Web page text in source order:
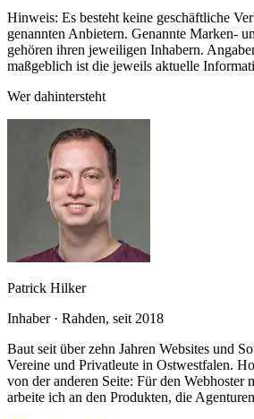
Hinweis: Es besteht keine geschäftliche
genannten Anbietern. Genannte Marken-
gehören ihren jeweiligen Inhabern.
maßgeblich ist die jeweils aktuelle
Wer dahintersteht
Patrick Hilker
Inhaber · Rahden, seit 2018
Baut seit über zehn Jahren Websites und
Vereine und Privatleute in Ostwestfalen.
von der anderen Seite: Für den Webhoster
arbeite ich an den Produkten, die